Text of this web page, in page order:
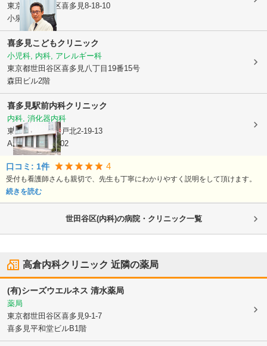
東京都世田谷区喜多見8-18-10
小泉ビル3F
喜多見こどもクリニック
小児科, 内科, アレルギー科
東京都世田谷区喜多見八丁目19番15号
森田ビル2階
喜多見駅前内科クリニック
内科, 消化器内科
東京都狛江市岩戸北2-19-13
AXIA KITAMI 102
口コミ: 1件 4
受付も看護師さんも親切で、先生も丁寧にわかりやすく説明をして頂けます。
続きを読む
世田谷区(内科)の病院・クリニック一覧
高倉内科クリニック 近隣の薬局
(有)シーズウエルネス 清水薬局
薬局
東京都世田谷区喜多見9-1-7
喜多見平和堂ビルB1階